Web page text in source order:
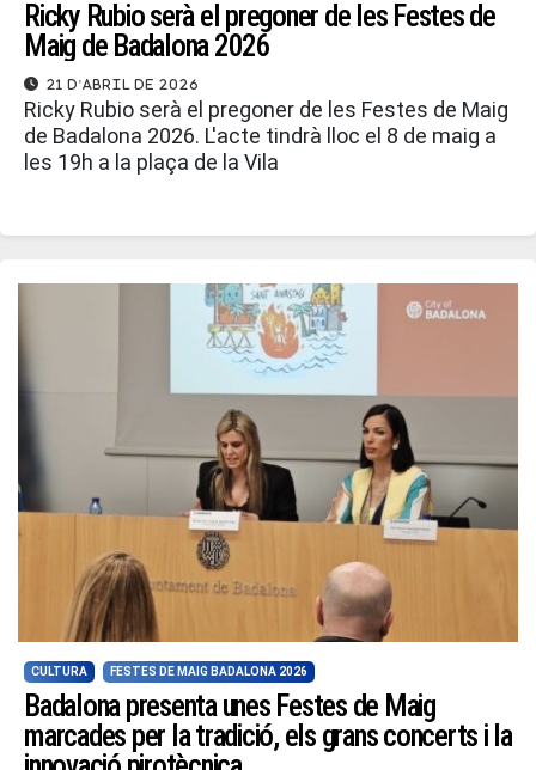
Ricky Rubio serà el pregoner de les Festes de
Maig de Badalona 2026
21 d'abril de 2026
Ricky Rubio serà el pregoner de les Festes de Maig
de Badalona 2026. L'acte tindrà lloc el 8 de maig a
les 19h a la plaça de la Vila
CULTURA FESTES DE MAIG BADALONA 2026
Badalona presenta unes Festes de Maig
marcades per la tradició, els grans concerts i la